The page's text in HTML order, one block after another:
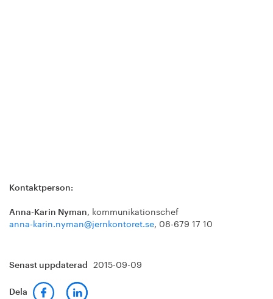
Kontaktperson:
Anna-Karin Nyman, kommunikationschef
anna-karin.nyman@jernkontoret.se, 08-679 17 10
Senast uppdaterad 2015-09-09
Dela